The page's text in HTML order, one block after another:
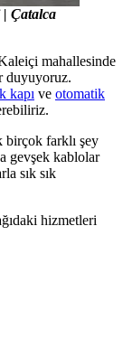
Çatalca
mahallesinde
duyuyoruz.
kapı ve otomatik
birçok farklı şey
gevşek kablolar
sık sık
hizmetleri